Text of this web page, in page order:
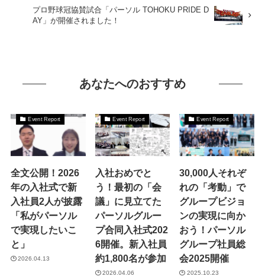
プロ野球冠協賛試合「パーソル TOHOKU PRIDE D
AY」が開催されました！
あなたへのおすすめ
Event Report
全文公開！2026
年の入社式で新
入社員2人が披露
「私がパーソル
で実現したいこ
と」
2026.04.13
Event Report
入社おめでと
う！最初の「会
議」に見立てた
パーソルグルー
プ合同入社式202
6開催。新入社員
約1,800名が参加
2026.04.06
Event Report
30,000人それぞ
れの「考動」で
グループビジョ
ンの実現に向か
おう！パーソル
グループ社員総
会2025開催
2025.10.23